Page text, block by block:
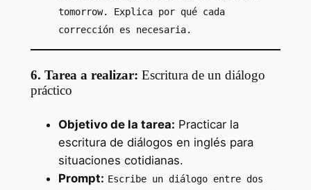
tomorrow. Explica por qué cada
corrección es necesaria.
6. Tarea a realizar: Escritura de un diálogo
práctico
Objetivo de la tarea: Practicar la
escritura de diálogos en inglés para
situaciones cotidianas.
Prompt: Escribe un diálogo entre dos